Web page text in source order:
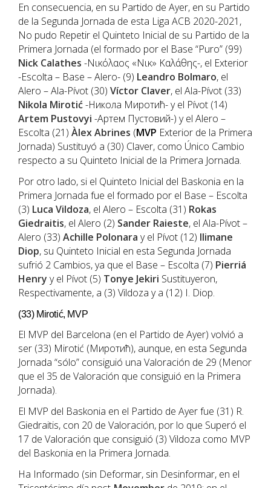
En consecuencia, en su Partido de Ayer, en su Partido
de la Segunda Jornada de esta Liga ACB 2020-2021,
No pudo Repetir el Quinteto Inicial de su Partido de la
Primera Jornada (el formado por el Base “Puro” (99)
Nick Calathes -Νικόλαος «Νικ» Καλάθης-, el Exterior
-Escolta – Base – Alero- (9) Leandro Bolmaro, el
Alero – Ala-Pívot (30) Víctor Claver, el Ala-Pívot (33)
Nikola Mirotić-Никола Миротић- y el Pívot (14)
Artem Pustovyi -Артем Пустовий-) y el Alero –
Escolta (21) Àlex Abrines (MVP Exterior de la Primera
Jornada) Sustituyó a (30) Claver, como Único Cambio
respecto a su Quinteto Inicial de la Primera Jornada.
Por otro lado, si el Quinteto Inicial del Baskonia en la
Primera Jornada fue el formado por el Base – Escolta
(3) Luca Vildoza, el Alero – Escolta (31) Rokas
Giedraitis, el Alero (2) Sander Raieste, el Ala-Pívot –
Alero (33) Achille Polonara y el Pívot (12) Ilimane
Diop, su Quinteto Inicial en esta Segunda Jornada
sufrió 2 Cambios, ya que el Base – Escolta (7) Pierriá
Henry y el Pívot (5) Tonye Jekiri Sustituyeron,
Respectivamente, a (3) Vildoza y a (12) I. Diop.
(33) Mirotić, MVP
El MVP del Barcelona (en el Partido de Ayer) volvió a
ser (33) Mirotić (Миротић), aunque, en esta Segunda
Jornada “sólo” consiguió una Valoración de 29 (Menor
que el 35 de Valoración que consiguió en la Primera
Jornada).
El MVP del Baskonia en el Partido de Ayer fue (31) R.
Giedraitis, con 20 de Valoración, por lo que Superó el
17 de Valoración que consiguió (3) Vildoza como MVP
del Baskonia en la Primera Jornada.
Ha Informado (sin Deformar, sin Desinformar, en el